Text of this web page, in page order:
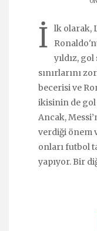
İ
lk olarak,
yıldız,
sınırlarını
becerisi ve
ikisinin de gol
Ancak,
verdiği önem
onları futbol
yapıyor. Bir